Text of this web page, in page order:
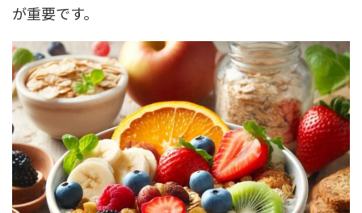
が重要です。